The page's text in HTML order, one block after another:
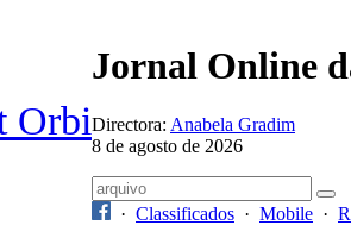
Jornal Online
Directora: Anabela Gradim
8 de agosto de 2026
· Classificados · Mobile ·